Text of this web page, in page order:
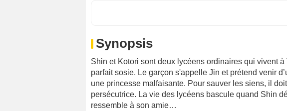
Synopsis
Shin et Kotori sont deux lycéens ordinaires qui vivent
parfait sosie. Le garçon s'appelle Jin et prétend venir
une princesse malfaisante. Pour sauver les siens, il
persécutrice. La vie des lycéens bascule quand Shin
ressemble à son amie…